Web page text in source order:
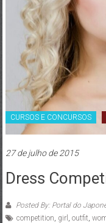
CURSOS E CONCURSOS
27 de julho de 2015
Dress
Posted By: Portal do
competition girl outfit